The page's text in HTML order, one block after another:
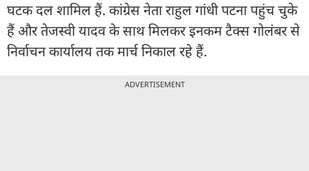
घटक दल शामिल हैं. कांग्रेस नेता राहुल गांधी पटना पहुंच चुके
हैं और तेजस्वी यादव के साथ मिलकर इनकम टैक्स गोलंबर से
निर्वाचन कार्यालय तक मार्च निकाल रहे हैं.
ADVERTISEMENT